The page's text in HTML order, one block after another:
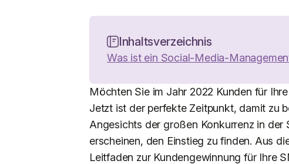
Inhaltsverzeichnis
Was ist ein Social-Media-
Möchten Sie im Jahr 2022 Kunden für
Jetzt ist der perfekte Zeitpunkt, damit zu
Angesichts der großen Konkurrenz in
erscheinen, den Einstieg zu finden. Aus
Leitfaden zur Kundengewinnung für Ihre